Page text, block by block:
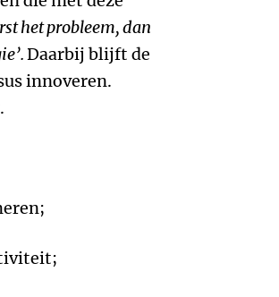
het probleem, dan
Daarbij blijft de
innoveren.